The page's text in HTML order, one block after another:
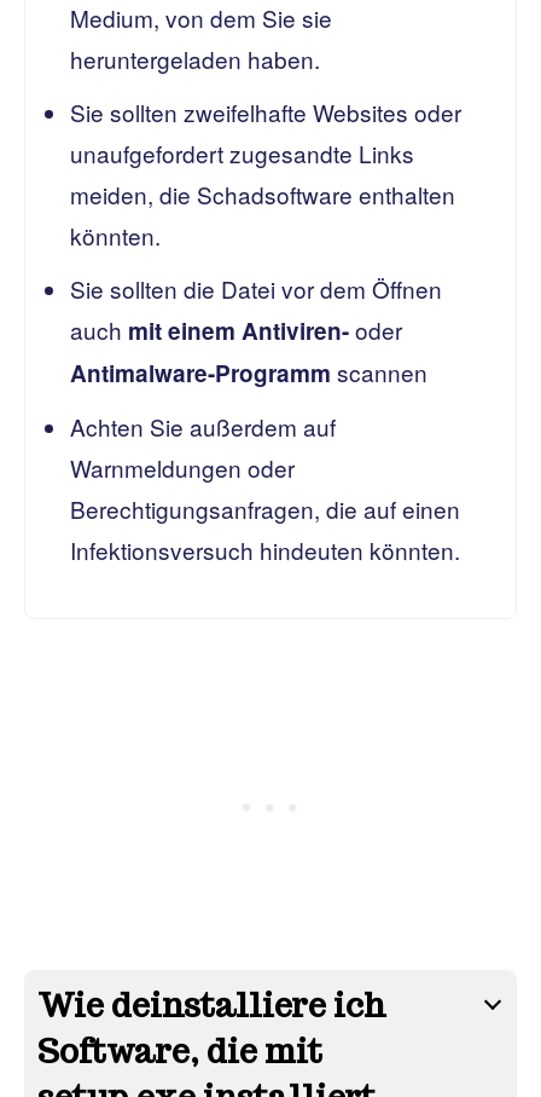
Medium, von dem Sie sie
heruntergeladen haben.
Sie sollten zweifelhafte Websites oder
unaufgefordert zugesandte Links
meiden, die Schadsoftware enthalten
könnten.
Sie sollten die Datei vor dem Öffnen
auch mit einem Antiviren-oder
Antimalware-Programmscannen
Achten Sie außerdem auf
Warnmeldungen oder
Berechtigungsanfragen, die auf einen
Infektionsversuch hindeuten könnten.
Wie deinstalliere ich
Software, die mit